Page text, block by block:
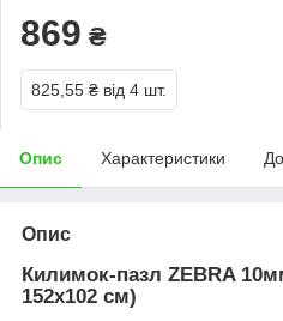
869 ₴
825,55 ₴ від 4 шт.
Опис Характеристики
Опис
Килимок-пазл ZEBRA
152х102 см)